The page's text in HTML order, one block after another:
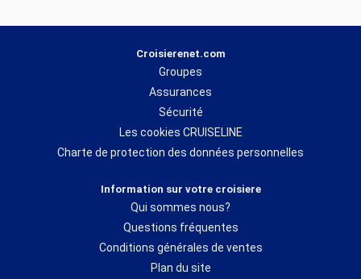
Croisierenet.com
Groupes
Assurances
Sécurité
Les cookies CRUISELINE
Charte de protection des données personnelles
Information sur votre croisiere
Qui sommes nous?
Questions fréquentes
Conditions générales de ventes
Plan du site